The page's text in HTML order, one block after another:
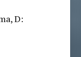
D: